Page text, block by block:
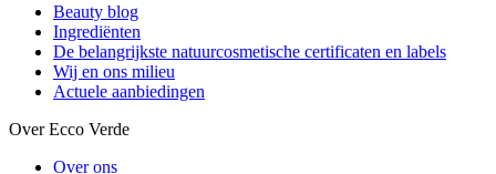
Beauty blog
Ingrediënten
De belangrijkste natuurcosmetische certificaten en labels
Wij en ons milieu
Actuele aanbiedingen
Over Ecco Verde
Over ons